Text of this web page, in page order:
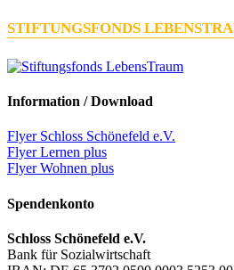
STIFTUNGSFONDS
Information / Download
Flyer Schloss Schönefeld e.V.
Flyer Lernen plus
Flyer Wohnen plus
Spendenkonto
Schloss Schönefeld e.V.
Bank für Sozialwirtschaft